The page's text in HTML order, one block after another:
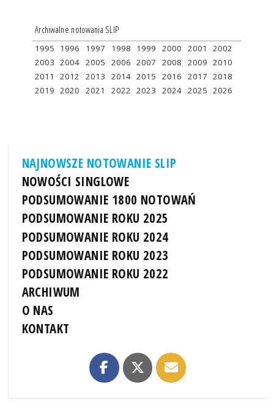
Archiwalne notowania SLIP
1995 1996 1997 1998 1999 2000 2001
2002
2003 2004 2005 2006 2007 2008 2009 2010
2011
2012 2013 2014 2015 2016 2017 2018
2019 2020 2021 2022 2023 2024 2025 2026
NAJNOWSZE NOTOWANIE SLIP
NOWOŚCI SINGLOWE
PODSUMOWANIE 1800 NOTOWAŃ
PODSUMOWANIE ROKU 2025
PODSUMOWANIE ROKU 2024
PODSUMOWANIE ROKU 2023
PODSUMOWANIE ROKU 2022
ARCHIWUM
O NAS
KONTAKT